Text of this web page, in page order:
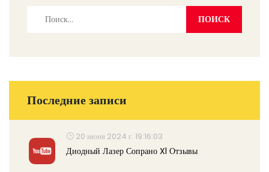
Последние записи
20 июня 2024 г. 19:16:03
Диодный Лазер Сопрано Xl Отзывы